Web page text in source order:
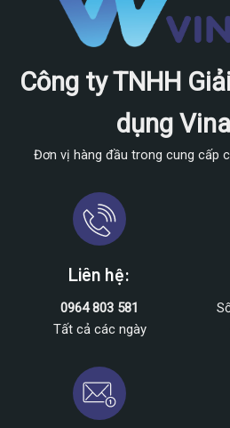
Công ty TNHH
dụng
Đơn vị hàng đầu trong cung cấp
Liên hệ:
0964 803 581
Tất cả các ngày